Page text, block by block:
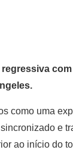
como uma
e
ao início do